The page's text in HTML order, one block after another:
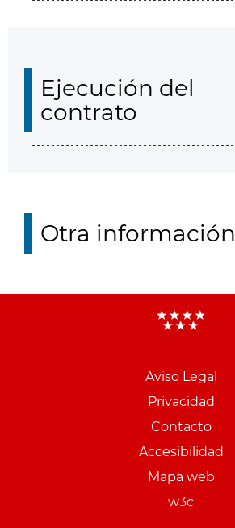
Ejecución del
contrato
Otra información
Aviso Legal
Privacidad
Contacto
Accesibilidad
Mapa web
w3c